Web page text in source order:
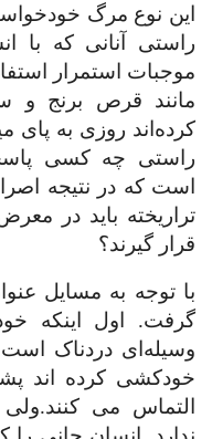
این نوع مرگ
راستی آنانی که با
موجبات استمرار
مانند قرص برنج و
کرده‌اند روزی به پای
راستی چه کسی
است که در نتیجه
تراریخته باید در
قرار گیرند؟
با توجه به مسایل
گرفت. اول اینکه
وسیله ای دردناک است
خودکشی کرده اند
التماس می